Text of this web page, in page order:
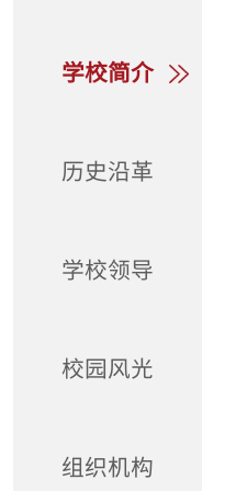
学校简介
历史沿革
学校领导
校园风光
组织机构